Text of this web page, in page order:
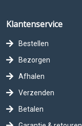
Klantenservice
Bestellen
Bezorgen
Afhalen
Verzenden
Betalen